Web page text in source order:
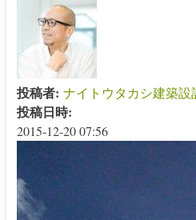
投稿者: ナイトウタカシ建築設
投稿日時:
2015-12-20 07:56